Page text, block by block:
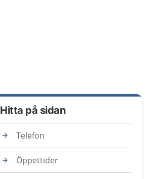
Hitta på sidan
Telefon
Öppettider